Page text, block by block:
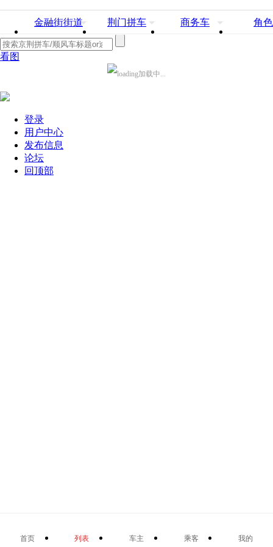
金融街街道 荆门拼车 商务车 角色
看图
加载中...
登录
用户中心
发布信息
论坛
回顶部
首页 列表 车主 乘客 我的